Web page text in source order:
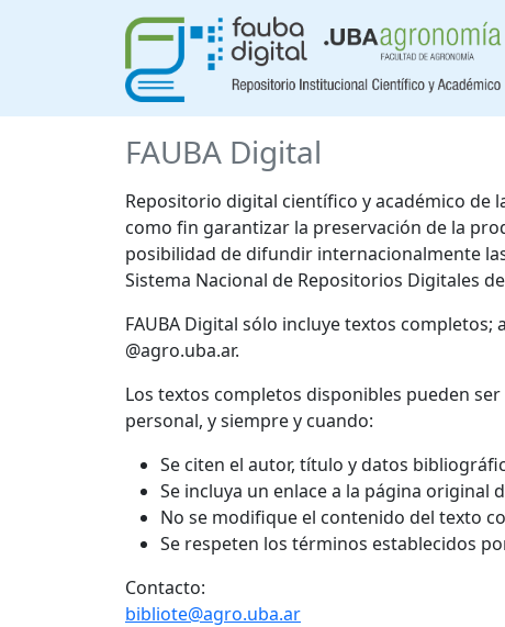
FAUBA Digital
Repositorio digital científico y académico de
como fin garantizar la preservación de la
posibilidad de difundir internacionalmente
Sistema Nacional de Repositorios Digitales
FAUBA Digital sólo incluye textos completos;
@agro.uba.ar.
Los textos completos disponibles pueden
personal, y siempre y cuando:
Se citen el autor, título y datos
Se incluya un enlace a la página original
No se modifique el contenido del texto
Se respeten los términos establecidos
Contacto:
bibliote@agro.uba.ar